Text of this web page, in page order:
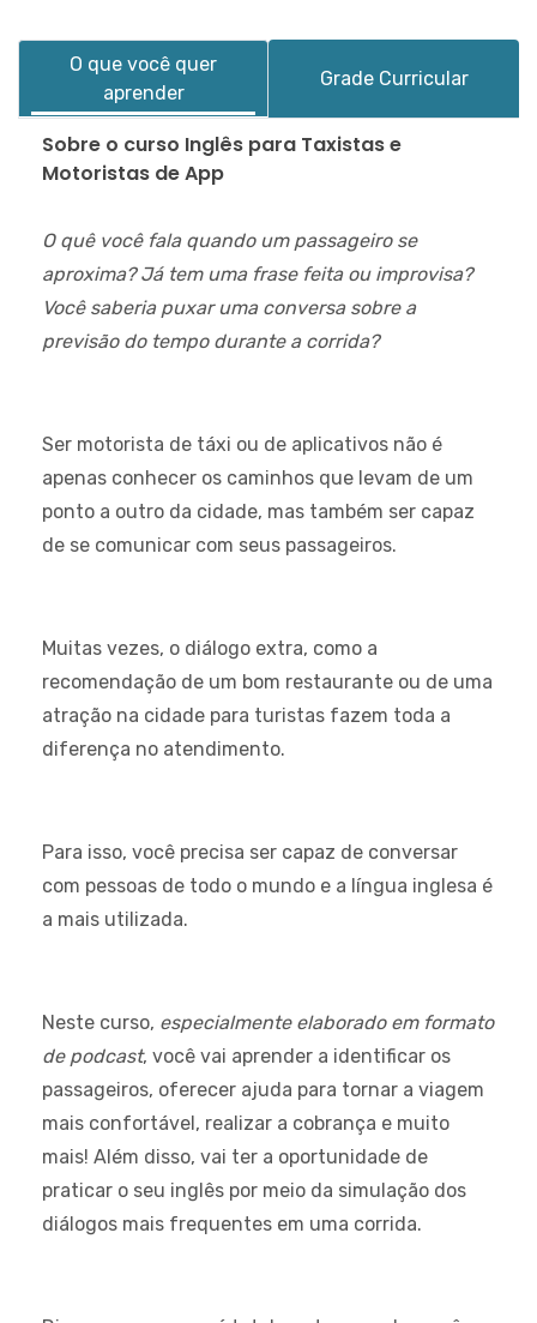
O que você quer
aprender
Grade Curricular
Sobre o curso Inglês para Taxistas e
Motoristas de App
O quê você fala quando um passageiro se
aproxima? Já tem uma frase feita ou improvisa?
Você saberia puxar uma conversa sobre a
previsão do tempo durante a corrida?
Ser motorista de táxi ou de aplicativos não é
apenas conhecer os caminhos que levam de um
ponto a outro da cidade, mas também ser capaz
de se comunicar com seus passageiros.
Muitas vezes, o diálogo extra, como a
recomendação de um bom restaurante ou de uma
atração na cidade para turistas fazem toda a
diferença no atendimento.
Para isso, você precisa ser capaz de conversar
com pessoas de todo o mundo e a língua inglesa é
a mais utilizada.
Neste curso, especialmente elaborado em formato
de podcast, você vai aprender a identificar os
passageiros, oferecer ajuda para tornar a viagem
mais confortável, realizar a cobrança e muito
mais! Além disso, vai ter a oportunidade de
praticar o seu inglês por meio da simulação dos
diálogos mais frequentes em uma corrida.